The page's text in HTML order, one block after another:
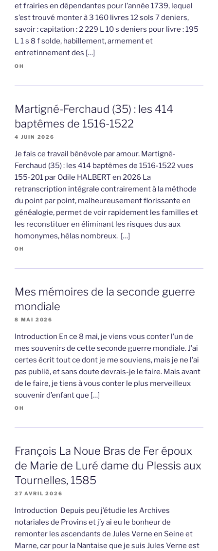
et frairies en dépendantes pour l’année 1739, lequel
s’est trouvé monter à 3 160 livres 12 sols 7 deniers,
savoir : capitation : 2 229 L 10 s deniers pour livre : 195
L 1 s 8 f solde, habillement, armement et
entretinnement des […]
OH
Martigné-Ferchaud (35) : les 414
baptêmes de 1516-1522
4 JUIN 2026
Je fais ce travail bénévole par amour. Martigné-
Ferchaud (35) : les 414 baptêmes de 1516-1522 vues
155-201 par Odile HALBERT en 2026 La
retranscription intégrale contrairement à la méthode
du point par point, malheureusement florissante en
généalogie, permet de voir rapidement les familles et
les reconstituer en éliminant les risques dus aux
homonymes, hélas nombreux. […]
OH
Mes mémoires de la seconde guerre
mondiale
8 MAI 2026
Introduction En ce 8 mai, je viens vous conter l’un de
mes souvenirs de cette seconde guerre mondiale. J’ai
certes écrit tout ce dont je me souviens, mais je ne l’ai
pas publié, et sans doute devrais-je le faire. Mais avant
de le faire, je tiens à vous conter le plus merveilleux
souvenir d’enfant que […]
OH
François La Noue Bras de Fer époux
de Marie de Luré dame du Plessis aux
Tournelles, 1585
27 AVRIL 2026
Introduction Depuis peu j’étudie les Archives
notariales de Provins et j’y ai eu le bonheur de
remonter les ascendants de Jules Verne en Seine et
Marne, car pour la Nantaise que je suis Jules Verne est